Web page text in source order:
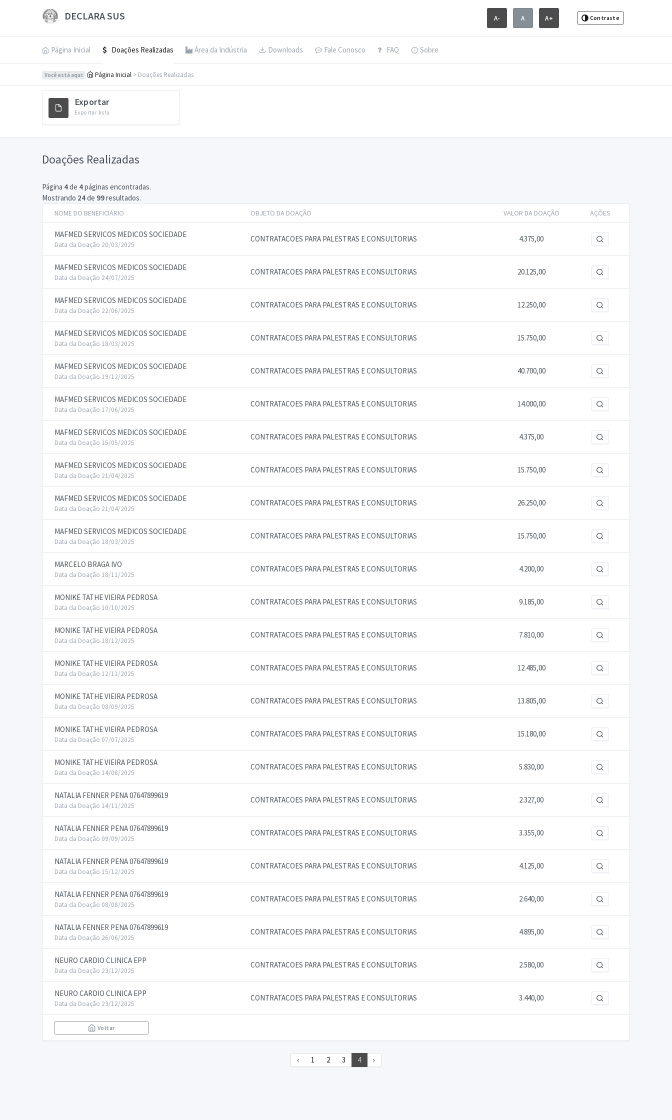
DECLARA SUS A- A A+ Contraste
Página Inicial Doações Realizadas Área da Indústria Downloads Fale Conosco FAQ Sobre
Você está aqui: Página Inicial > Doações Realizadas
Exportar
Exportar lista
Doações Realizadas
Página 4de 4páginas encontradas.
Mostrando 24de 99resultados.
NOME DO BENEFICIÁRIO OBJETO DA DOAÇÃO VALOR DA DOAÇÃO AÇÕES
MAFMED SERVICOS MEDICOS SOCIEDADE
Data da Doação 20/03/2025
CONTRATACOES PARA PALESTRAS E CONSULTORIAS 4.375,00
MAFMED SERVICOS MEDICOS SOCIEDADE
Data da Doação 24/07/2025
CONTRATACOES PARA PALESTRAS E CONSULTORIAS 20.125,00
MAFMED SERVICOS MEDICOS SOCIEDADE
Data da Doação 22/06/2025
CONTRATACOES PARA PALESTRAS E CONSULTORIAS 12.250,00
MAFMED SERVICOS MEDICOS SOCIEDADE
Data da Doação 18/03/2025
CONTRATACOES PARA PALESTRAS E CONSULTORIAS 15.750,00
MAFMED SERVICOS MEDICOS SOCIEDADE
Data da Doação 19/12/2025
CONTRATACOES PARA PALESTRAS E CONSULTORIAS 40.700,00
MAFMED SERVICOS MEDICOS SOCIEDADE
Data da Doação 17/06/2025
CONTRATACOES PARA PALESTRAS E CONSULTORIAS 14.000,00
MAFMED SERVICOS MEDICOS SOCIEDADE
Data da Doação 15/05/2025
CONTRATACOES PARA PALESTRAS E CONSULTORIAS 4.375,00
MAFMED SERVICOS MEDICOS SOCIEDADE
Data da Doação 21/04/2025
CONTRATACOES PARA PALESTRAS E CONSULTORIAS 15.750,00
MAFMED SERVICOS MEDICOS SOCIEDADE
Data da Doação 21/04/2025
CONTRATACOES PARA PALESTRAS E CONSULTORIAS 26.250,00
MAFMED SERVICOS MEDICOS SOCIEDADE
Data da Doação 18/03/2025
CONTRATACOES PARA PALESTRAS E CONSULTORIAS 15.750,00
MARCELO BRAGA IVO
Data da Doação 18/11/2025
CONTRATACOES PARA PALESTRAS E CONSULTORIAS 4.200,00
MONIKE TATHE VIEIRA PEDROSA
Data da Doação 10/10/2025
CONTRATACOES PARA PALESTRAS E CONSULTORIAS 9.185,00
MONIKE TATHE VIEIRA PEDROSA
Data da Doação 18/12/2025
CONTRATACOES PARA PALESTRAS E CONSULTORIAS 7.810,00
MONIKE TATHE VIEIRA PEDROSA
Data da Doação 12/11/2025
CONTRATACOES PARA PALESTRAS E CONSULTORIAS 12.485,00
MONIKE TATHE VIEIRA PEDROSA
Data da Doação 08/09/2025
CONTRATACOES PARA PALESTRAS E CONSULTORIAS 13.805,00
MONIKE TATHE VIEIRA PEDROSA
Data da Doação 07/07/2025
CONTRATACOES PARA PALESTRAS E CONSULTORIAS 15.180,00
MONIKE TATHE VIEIRA PEDROSA
Data da Doação 14/08/2025
CONTRATACOES PARA PALESTRAS E CONSULTORIAS 5.830,00
NATALIA FENNER PENA 07647899619
Data da Doação 14/11/2025
CONTRATACOES PARA PALESTRAS E CONSULTORIAS 2.327,00
NATALIA FENNER PENA 07647899619
Data da Doação 09/09/2025
CONTRATACOES PARA PALESTRAS E CONSULTORIAS 3.355,00
NATALIA FENNER PENA 07647899619
Data da Doação 15/12/2025
CONTRATACOES PARA PALESTRAS E CONSULTORIAS 4.125,00
NATALIA FENNER PENA 07647899619
Data da Doação 08/08/2025
CONTRATACOES PARA PALESTRAS E CONSULTORIAS 2.640,00
NATALIA FENNER PENA 07647899619
Data da Doação 26/06/2025
CONTRATACOES PARA PALESTRAS E CONSULTORIAS 4.895,00
NEURO CARDIO CLINICA EPP
Data da Doação 23/12/2025
CONTRATACOES PARA PALESTRAS E CONSULTORIAS 2.580,00
NEURO CARDIO CLINICA EPP
Data da Doação 23/12/2025
CONTRATACOES PARA PALESTRAS E CONSULTORIAS 3.440,00
Voltar
‹ 1 2 3 4 ›